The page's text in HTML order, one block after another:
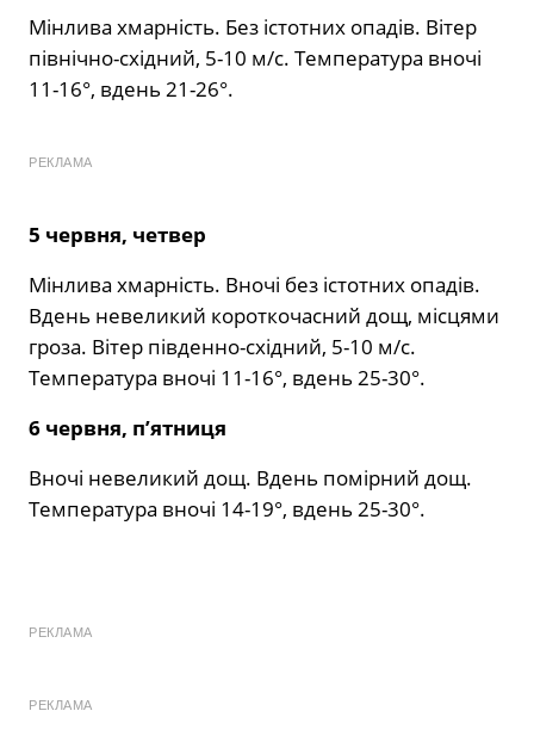
Мінлива хмарність. Без істотних опадів. Вітер
північно-східний, 5-10 м/с. Температура вночі
11-16°, вдень 21-26°.
РЕКЛАМА
5 червня, четвер
Мінлива хмарність. Вночі без істотних опадів.
Вдень невеликий короткочасний дощ, місцями
гроза. Вітер південно-східний, 5-10 м/с.
Температура вночі 11-16°, вдень 25-30°.
6 червня, п’ятниця
Вночі невеликий дощ. Вдень помірний дощ.
Температура вночі 14-19°, вдень 25-30°.
РЕКЛАМА
РЕКЛАМА